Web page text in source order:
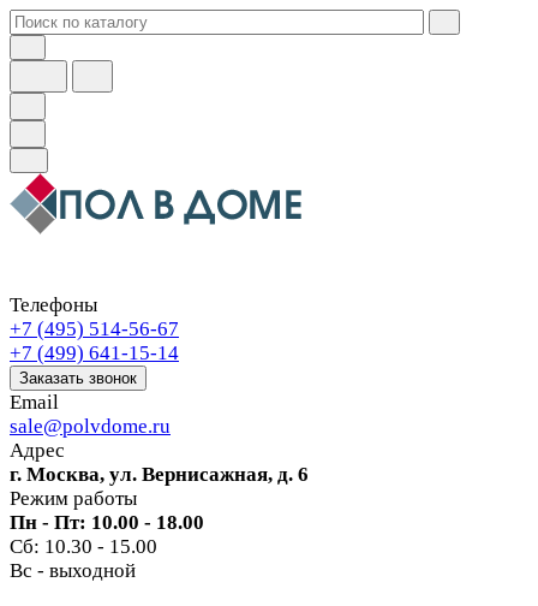
Телефоны
+7 (495) 514-56-67
+7 (499) 641-15-14
Заказать звонок
Email
sale@polvdome.ru
Адрес
г. Москва, ул. Вернисажная, д. 6
Режим работы
Пн - Пт: 10.00 - 18.00
Сб: 10.30 - 15.00
Вс - выходной